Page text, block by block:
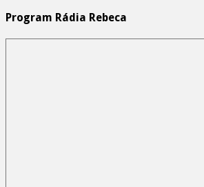
Program Rádia Rebeca